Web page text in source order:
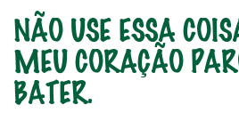
NÃO USE ESSA
MEU CORAÇÃO
BATER.